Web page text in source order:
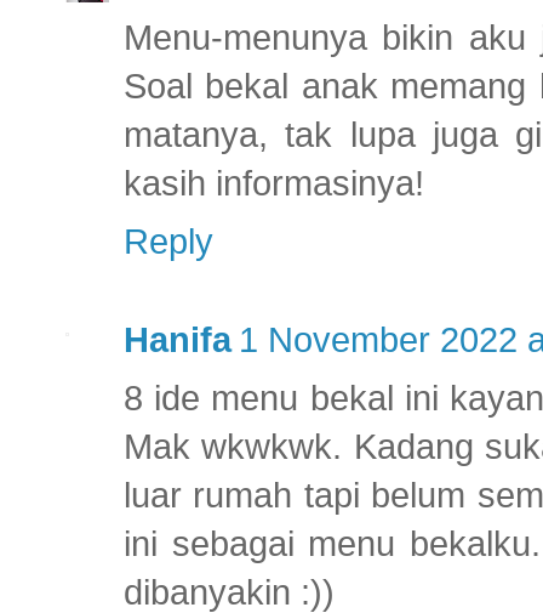
Menu-menunya bikin
Soal bekal anak
matanya, tak lupa juga
kasih informasinya!
Reply
Hanifa 1 November 2022
8 ide menu bekal ini
Mak wkwkwk. Kadang
luar rumah tapi belum
ini sebagai menu
dibanyakin :))